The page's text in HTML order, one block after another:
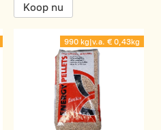
Koop nu
990 kg|v.a. € 0,43kg